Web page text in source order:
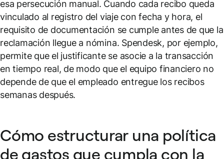
esa persecución manual. Cuando cada recibo queda
vinculado al registro del viaje con fecha y hora, el
requisito de documentación se cumple antes de que la
reclamación llegue a nómina. Spendesk, por ejemplo,
permite que el justificante se asocie a la transacción
en tiempo real, de modo que el equipo financiero no
depende de que el empleado entregue los recibos
semanas después.
Cómo estructurar una política
de gastos que cumpla con la